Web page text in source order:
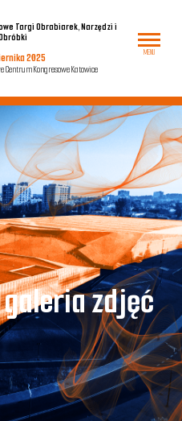
Targi Obrabiarek, Narzędzi i
2025
Centrum Kongresowe Katowice
MENU
zdjęć